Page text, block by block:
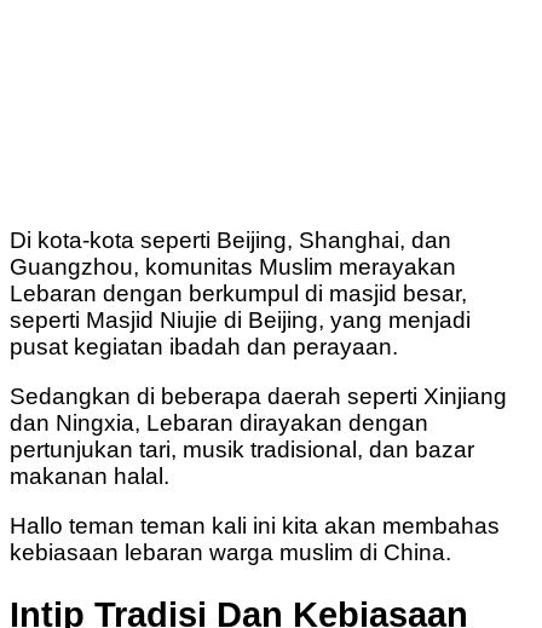
Di kota-kota seperti Beijing, Shanghai, dan
Guangzhou, komunitas Muslim merayakan
Lebaran dengan berkumpul di masjid besar,
seperti Masjid Niujie di Beijing, yang menjadi
pusat kegiatan ibadah dan perayaan.
Sedangkan di beberapa daerah seperti Xinjiang
dan Ningxia, Lebaran dirayakan dengan
pertunjukan tari, musik tradisional, dan bazar
makanan halal.
Hallo teman teman kali ini kita akan membahas
kebiasaan lebaran warga muslim di China.
Intip Tradisi Dan Kebiasaan